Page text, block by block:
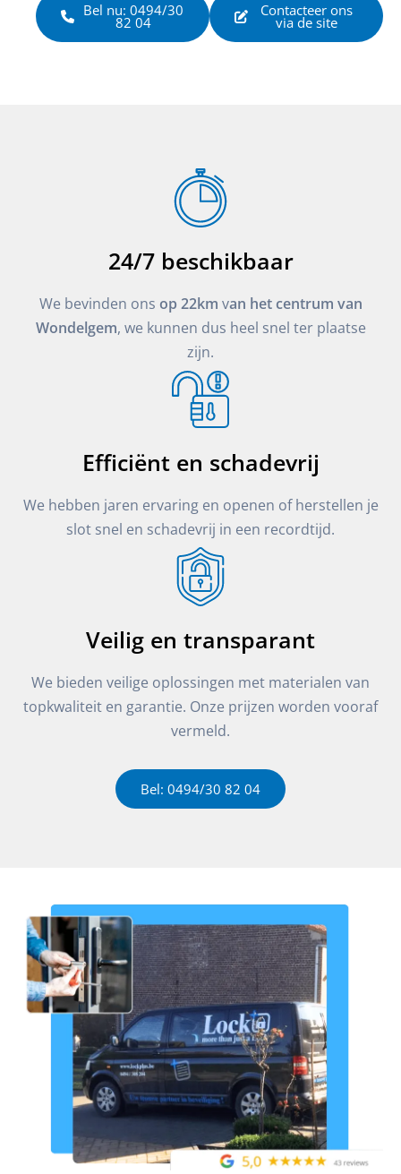
Bel nu: 0494/30
82 04
Contacteer ons
via de site
24/7 beschikbaar
We bevinden ons op 22km van het centrum van
Wondelgem, we kunnen dus heel snel ter plaatse
zijn.
Efficiënt en schadevrij
We hebben jaren ervaring en openen of herstellen je
slot snel en schadevrij in een recordtijd.
Veilig en transparant
We bieden veilige oplossingen met materialen van
topkwaliteit en garantie. Onze prijzen worden vooraf
vermeld.
Bel: 0494/30 82 04